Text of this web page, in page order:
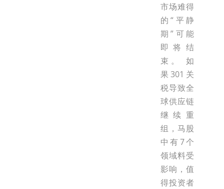
市场难得
的“平静
期”可能
即将结
束。 如
果301关
税导致全
球供应链
继续重
组，马股
中有7个
领域料受
影响，值
得投资者